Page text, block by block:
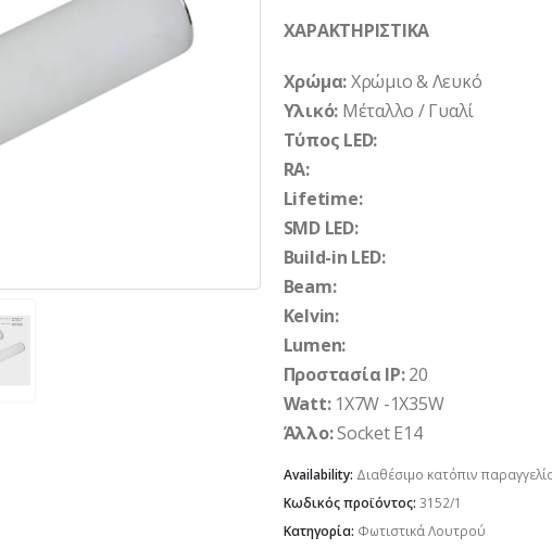
ΧΑΡΑΚΤΗΡΙΣΤΙΚΑ
Χρώμα:Χρώμιο & Λευκό
Υλικό: Μέταλλο / Γυαλί
Τύπος LED:
RA:
Lifetime:
SMD LED:
Build-in LED:
Beam:
Kelvin:
Lumen:
Προστασία IP:20
Watt:1X7W -1X35W
Άλλο:Socket Ε14
Availability: Διαθέσιμο κατόπιν
Κωδικός προϊόντος: 3152/1
Κατηγορία: Φωτιστικά Λουτρού